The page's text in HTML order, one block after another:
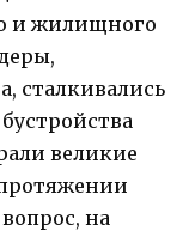
и жилищного
сталкивались
великие
на